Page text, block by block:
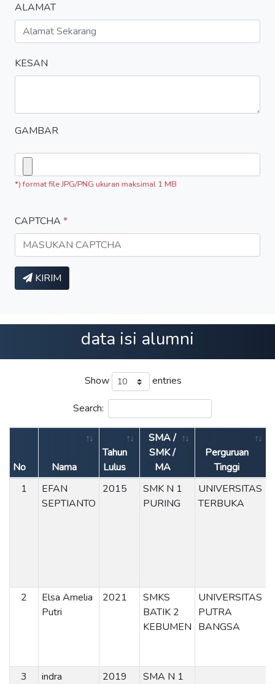
ALAMAT
KESAN
GAMBAR
*) format file JPG/PNG ukuran maksimal 1 MB
CAPTCHA *
KIRIM
data isi alumni
Show entries
Search:
No Nama
Tahun
Lulus
SMA /
SMK /
MA
Perguruan
Tinggi
1
EFAN
SEPTIANTO
2015
SMK N 1
PURING
UNIVERSITAS
TERBUKA
2
Elsa Amelia
Putri
2021
SMKS
BATIK 2
KEBUMEN
UNIVERSITAS
PUTRA
BANGSA
3
indra
2019
SMA N 1